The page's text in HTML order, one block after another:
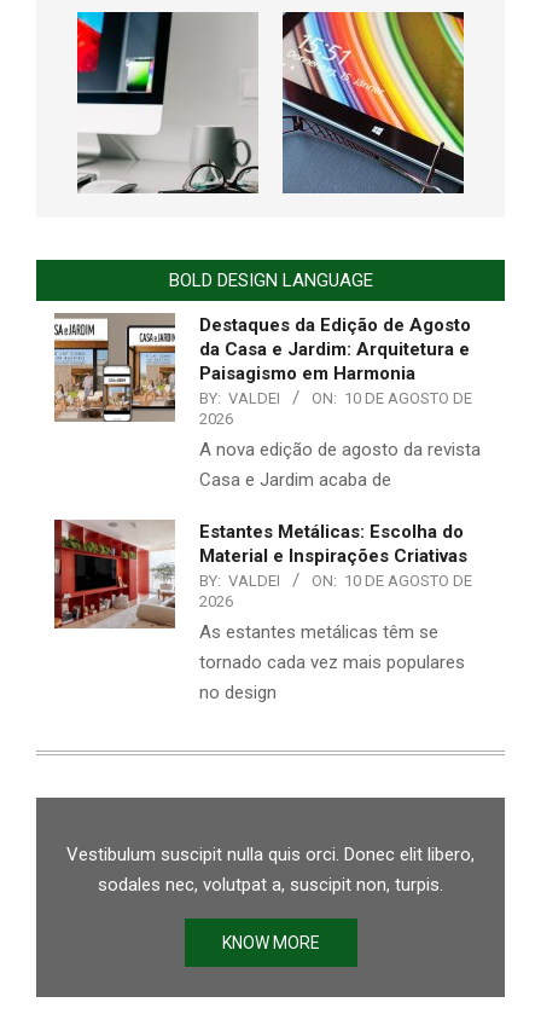
BOLD DESIGN LANGUAGE
Destaques da Edição de Agosto
da Casa e Jardim: Arquitetura e
Paisagismo em Harmonia
BY: VALDEI ON: 10 DE AGOSTO DE
2026
A nova edição de agosto da revista
Casa e Jardim acaba de
Estantes Metálicas: Escolha do
Material e Inspirações Criativas
BY: VALDEI ON: 10 DE AGOSTO DE
2026
As estantes metálicas têm se
tornado cada vez mais populares
no design
Vestibulum suscipit nulla quis orci. Donec elit libero,
sodales nec, volutpat a, suscipit non, turpis.
KNOW MORE